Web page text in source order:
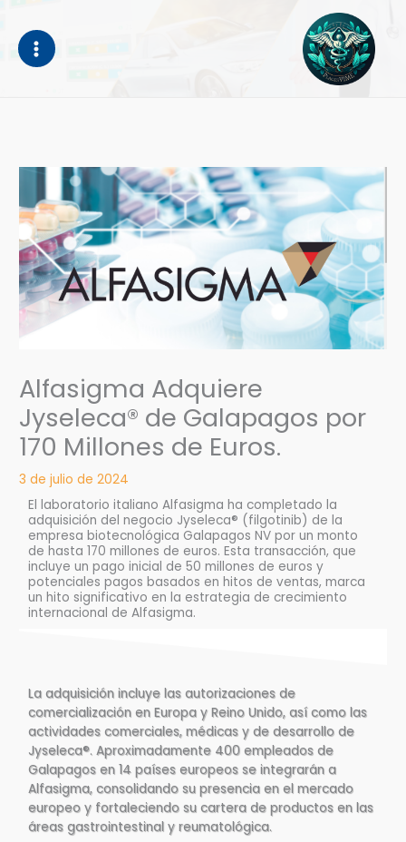
contenido
Alfasigma Adquiere
Jyseleca® de Galapagos por
170 Millones de Euros.
3 de julio de 2024
El laboratorio italiano Alfasigma ha completado la
adquisición del negocio Jyseleca® (filgotinib) de la
empresa biotecnológica Galapagos NV por un monto
de hasta 170 millones de euros. Esta transacción, que
incluye un pago inicial de 50 millones de euros y
potenciales pagos basados en hitos de ventas, marca
un hito significativo en la estrategia de crecimiento
internacional de Alfasigma.
La adquisición incluye las autorizaciones de
comercialización en Europa y Reino Unido, así como las
actividades comerciales, médicas y de desarrollo de
Jyseleca®. Aproximadamente 400 empleados de
Galapagos en 14 países europeos se integrarán a
Alfasigma, consolidando su presencia en el mercado
europeo y fortaleciendo su cartera de productos en las
áreas gastrointestinal y reumatológica​.